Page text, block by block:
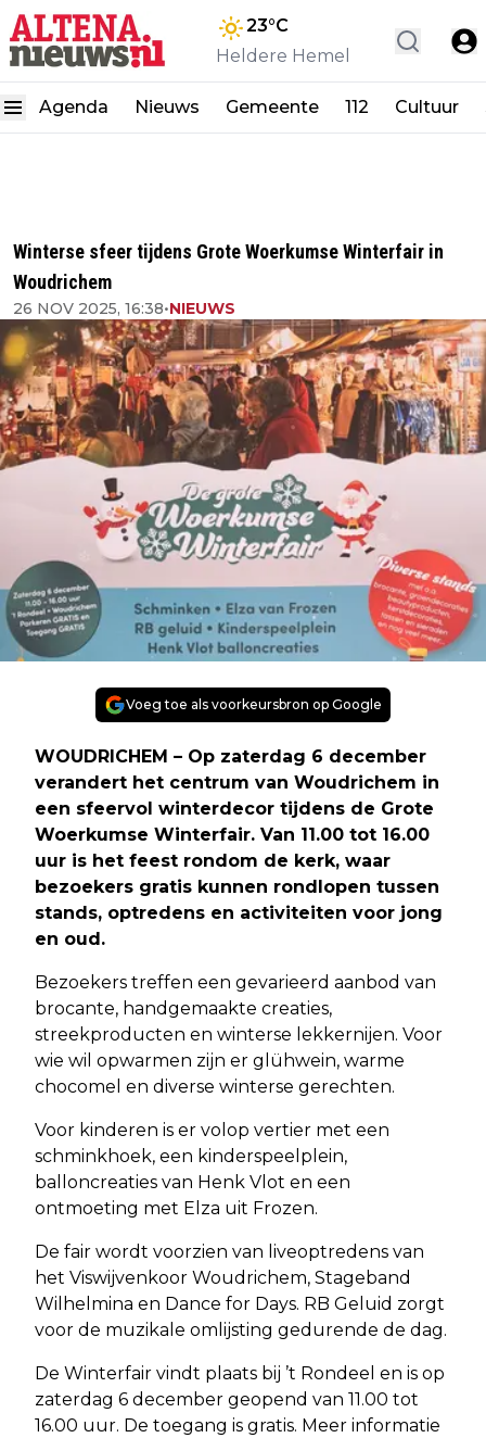
23°C
Heldere Hemel
Agenda Nieuws Gemeente 112 Cultuur
Winterse sfeer tijdens Grote Woerkumse Winterfair in
Woudrichem
26 NOV 2025, 16:38•NIEUWS
Voeg toe als voorkeursbron op Google
WOUDRICHEM – Op zaterdag 6 december
verandert het centrum van Woudrichem in
een sfeervol winterdecor tijdens de Grote
Woerkumse Winterfair. Van 11.00 tot 16.00
uur is het feest rondom de kerk, waar
bezoekers gratis kunnen rondlopen tussen
stands, optredens en activiteiten voor jong
en oud.
Bezoekers treffen een gevarieerd aanbod van
brocante, handgemaakte creaties,
streekproducten en winterse lekkernijen. Voor
wie wil opwarmen zijn er glühwein, warme
chocomel en diverse winterse gerechten.
Voor kinderen is er volop vertier met een
schminkhoek, een kinderspeelplein,
balloncreaties van Henk Vlot en een
ontmoeting met Elza uit Frozen.
De fair wordt voorzien van liveoptredens van
het Viswijvenkoor Woudrichem, Stageband
Wilhelmina en Dance for Days. RB Geluid zorgt
voor de muzikale omlijsting gedurende de dag.
De Winterfair vindt plaats bij ’t Rondeel en is op
zaterdag 6 december geopend van 11.00 tot
16.00 uur. De toegang is gratis. Meer informatie